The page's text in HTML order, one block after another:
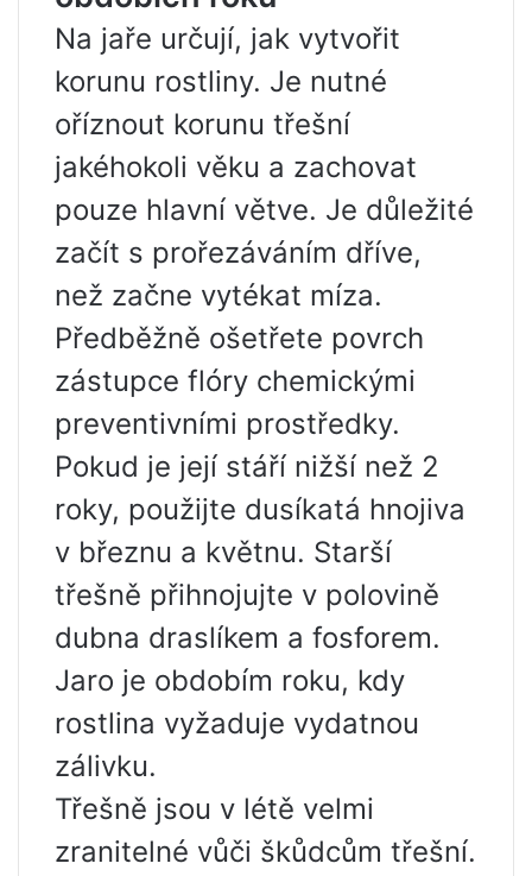
Na jaře určují, jak vytvořit
korunu rostliny. Je nutné
oříznout korunu třešní
jakéhokoli věku a zachovat
pouze hlavní větve. Je důležité
začít s prořezáváním dříve,
než začne vytékat míza.
Předběžně ošetřete povrch
zástupce flóry chemickými
preventivními prostředky.
Pokud je její stáří nižší než 2
roky, použijte dusíkatá hnojiva
v březnu a květnu. Starší
třešně přihnojujte v polovině
dubna draslíkem a fosforem.
Jaro je obdobím roku, kdy
rostlina vyžaduje vydatnou
zálivku.
Třešně jsou v létě velmi
zranitelné vůči škůdcům třešní.